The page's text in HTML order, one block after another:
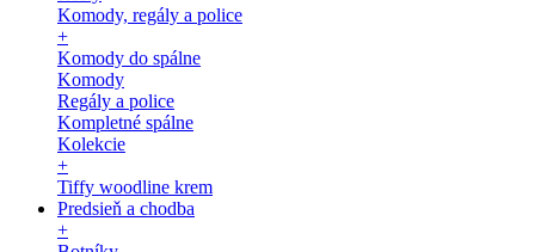
Komody, regály a police
+
Komody do spálne
Komody
Regály a police
Kompletné spálne
Kolekcie
+
Tiffy woodline krem
Predsieň a chodba
+